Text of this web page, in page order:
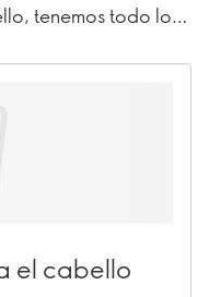
tenemos todo lo
el cabello